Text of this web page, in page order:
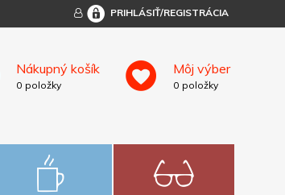
PRIHLÁSIŤ/REGISTRÁCIA
Nákupný košík
0 položky
Môj výber
0 položky